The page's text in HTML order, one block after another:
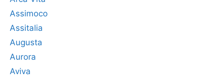
Assimoco
Assitalia
Augusta
Aurora
Aviva